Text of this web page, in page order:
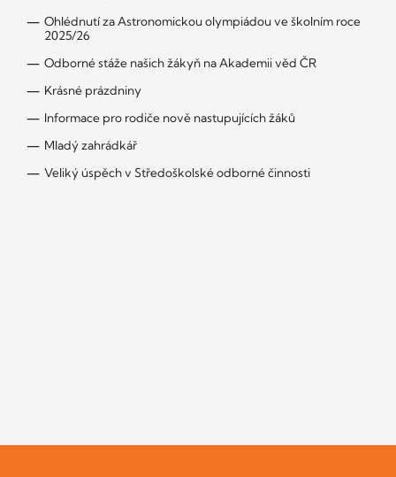
Ohlédnutí za Astronomickou olympiádou ve školním roce
2025/26
Odborné stáže našich žákyň na Akademii věd ČR
Krásné prázdniny
Informace pro rodiče nově nastupujících žáků
Mladý zahrádkář
Veliký úspěch v Středoškolské odborné činnosti